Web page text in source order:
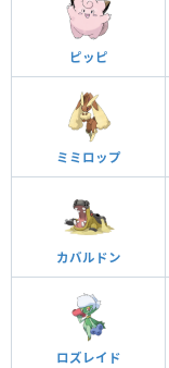
ピッピ
ミミロップ
カバルドン
ロズレイド